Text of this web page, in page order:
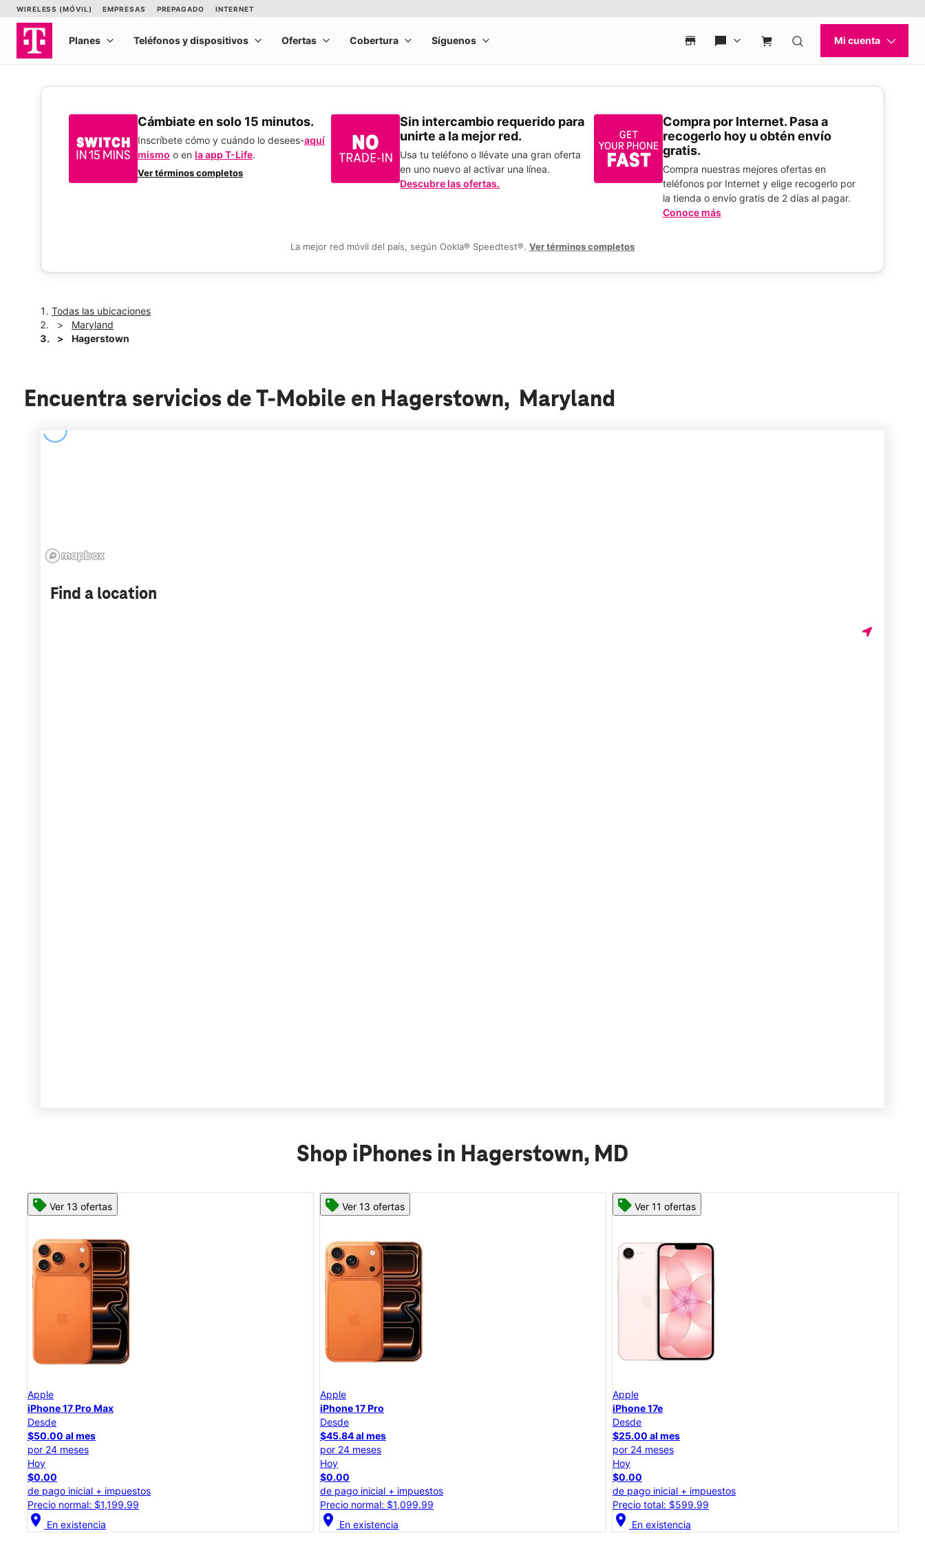
​​​​​​​Cámbiate en solo 15 minutos.
Inscríbete cómo y cuándo lo desees-aquí
mismo o en la app T-Life.
Ver términos completos
Sin intercambio requerido para
unirte a la mejor red.
Usa tu teléfono o llévate una gran oferta
en uno nuevo al activar una línea.
Descubre las ofertas.
Compra por Internet. Pasa a
recogerlo hoy u obtén envío
gratis.
Compra nuestras mejores ofertas en
teléfonos por Internet y elige recogerlo por
la tienda o envío gratis de 2 días al pagar.
Conoce más
La mejor red móvil del país, según Ookla® Speedtest®. Ver términos completos
Todas las ubicaciones
Maryland
Hagerstown
Encuentra servicios de T-Mobile en Hagerstown, Maryland
Find a location
Shop iPhones in Hagerstown, MD
Ver 13 ofertas
Apple
iPhone 17 Pro
Desde
$45.84 al mes
por 24 meses
Hoy
$0.00
de pago inicial + impuestos
Precio normal: $1,099.99
location_on En existencia
Ver 11 ofertas
Apple
iPhone 17e
Desde
$25.00 al mes
por 24 meses
Hoy
$0.00
de pago inicial + impuestos
Precio total: $599.99
location_on En existencia
Ver 13 ofertas
Apple
iPhone Air
Desde
$41.67 al mes
por 24 meses
Hoy
$0.00
de pago inicial + impuestos
Precio total: $999.99
location_on En existencia